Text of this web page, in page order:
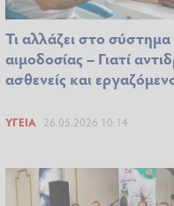
Τι αλλάζει στο σύστημα
αιμοδοσίας – Γιατί
ασθενείς και
ΥΓΕΊΑ 26.05.2026 10:14